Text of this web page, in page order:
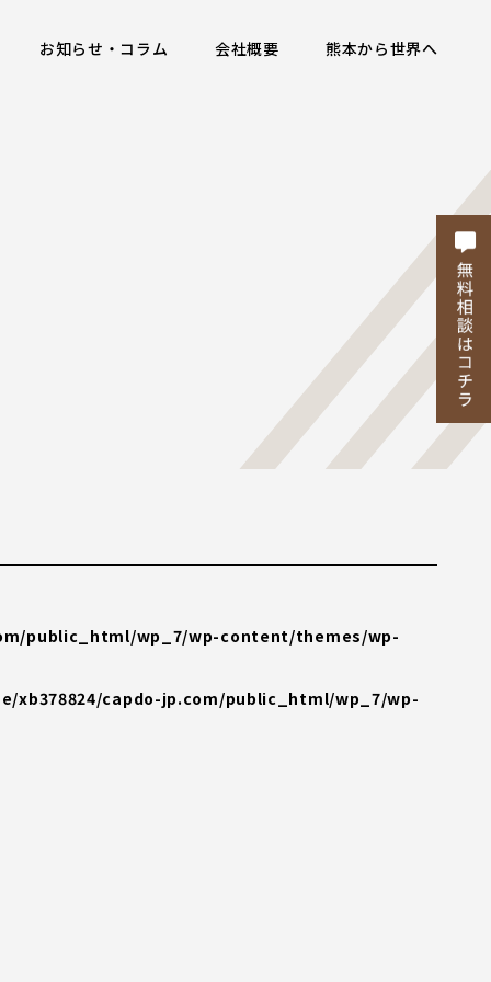
お知らせ・コラム 会社概要 熊本から世界へ
public_html/wp_7/wp-content/themes/wp-
xb378824/capdo-jp.com/public_html/wp_7/wp-